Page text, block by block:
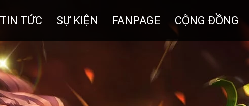
TIN TỨC SỰ KIỆN FANPAGE CỘNG ĐỒNG